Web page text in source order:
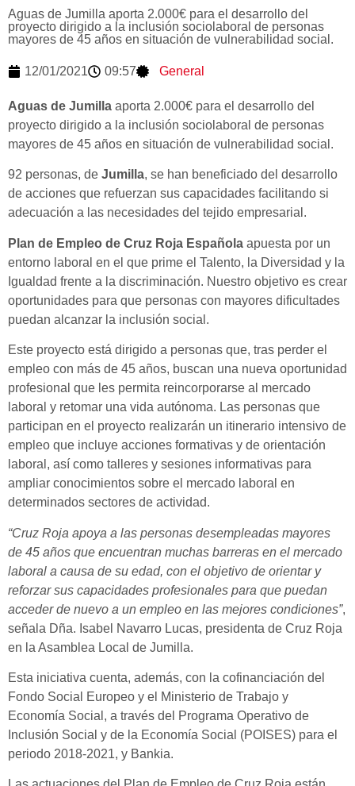
Aguas de Jumilla aporta 2.000€ para el desarrollo del
proyecto dirigido a la inclusión sociolaboral de personas
mayores de 45 años en situación de vulnerabilidad social.
12/01/2021 09:57 General
Aguas de Jumilla aporta 2.000€ para el desarrollo del
proyecto dirigido a la inclusión sociolaboral de personas
mayores de 45 años en situación de vulnerabilidad social.
92 personas, de Jumilla, se han beneficiado del desarrollo
de acciones que refuerzan sus capacidades facilitando si
adecuación a las necesidades del tejido empresarial.
Plan de Empleo de Cruz Roja Española apuesta por un
entorno laboral en el que prime el Talento, la Diversidad y la
Igualdad frente a la discriminación. Nuestro objetivo es crear
oportunidades para que personas con mayores dificultades
puedan alcanzar la inclusión social.
Este proyecto está dirigido a personas que, tras perder el
empleo con más de 45 años, buscan una nueva oportunidad
profesional que les permita reincorporarse al mercado
laboral y retomar una vida autónoma. Las personas que
participan en el proyecto realizarán un itinerario intensivo de
empleo que incluye acciones formativas y de orientación
laboral, así como talleres y sesiones informativas para
ampliar conocimientos sobre el mercado laboral en
determinados sectores de actividad.
“Cruz Roja apoya a las personas desempleadas mayores
de 45 años que encuentran muchas barreras en el mercado
laboral a causa de su edad, con el objetivo de orientar y
reforzar sus capacidades profesionales para que puedan
acceder de nuevo a un empleo en las mejores condiciones”,
señala Dña. Isabel Navarro Lucas, presidenta de Cruz Roja
en la Asamblea Local de Jumilla.
Esta iniciativa cuenta, además, con la cofinanciación del
Fondo Social Europeo y el Ministerio de Trabajo y
Economía Social, a través del Programa Operativo de
Inclusión Social y de la Economía Social (POISES) para el
periodo 2018-2021, y Bankia.